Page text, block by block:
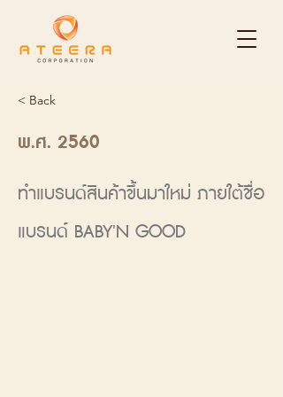
< Back
พ.ศ. 2560
ทำแบรนด์สินค้าขึ้นมาใหม่ ภายใต้ชื่อ
แบรนด์ BABY'N GOOD